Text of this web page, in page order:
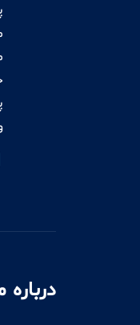
درباره